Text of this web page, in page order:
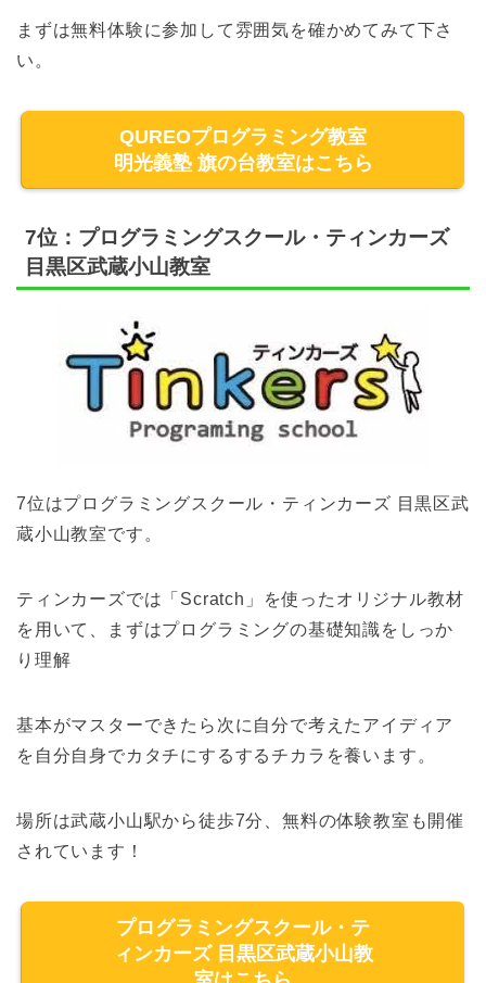
まずは無料体験に参加して雰囲気を確かめてみて下さ
い。
QUREOプログラミング教室
明光義塾 旗の台教室はこちら
7位：プログラミングスクール・ティンカーズ
目黒区武蔵小山教室
7位はプログラミングスクール・ティンカーズ 目黒区武
蔵小山教室です。
ティンカーズでは「Scratch」を使ったオリジナル教材
を用いて、まずはプログラミングの基礎知識をしっか
り理解
基本がマスターできたら次に自分で考えたアイディア
を自分自身でカタチにするするチカラを養います。​
場所は武蔵小山駅から徒歩7分、無料の体験教室も開催
されています！
プログラミングスクール・テ
ィンカーズ 目黒区武蔵小山教